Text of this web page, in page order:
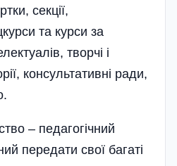
секції,
та курси за
творчі і
консультативні ради,
– педагогічний
передати свої багаті